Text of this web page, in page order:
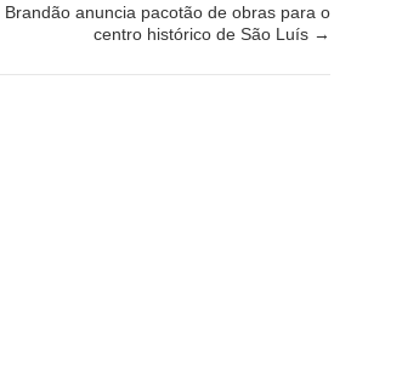
Brandão anuncia pacotão de obras para o
centro histórico de São Luís →